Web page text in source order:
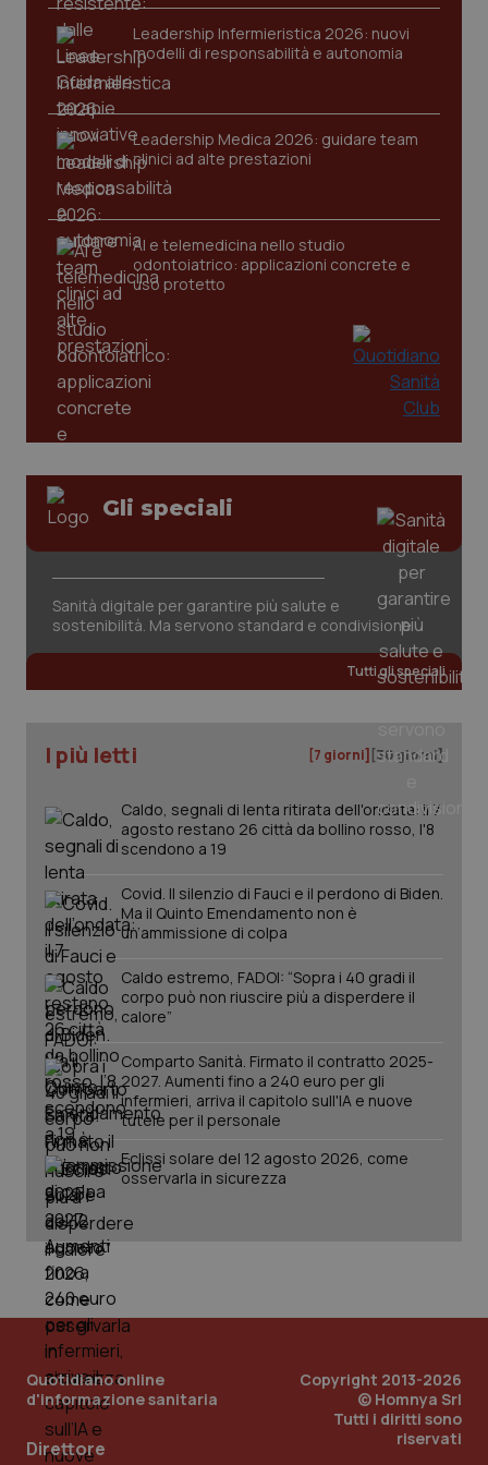
Leadership Infermieristica 2026: nuovi
modelli di responsabilità e autonomia
Leadership Medica 2026: guidare team
clinici ad alte prestazioni
AI e telemedicina nello studio
odontoiatrico: applicazioni concrete e
uso protetto
Gli speciali
Sanità digitale per garantire più salute e
sostenibilità. Ma servono standard e condivisione
Tutti gli speciali
I più letti [7 giorni] [30 giorni]
Caldo, segnali di lenta ritirata dell'ondata: il 7
agosto restano 26 città da bollino rosso, l'8
scendono a 19
Covid. Il silenzio di Fauci e il perdono di Biden.
Ma il Quinto Emendamento non è
un’ammissione di colpa
Caldo estremo, FADOI: “Sopra i 40 gradi il
corpo può non riuscire più a disperdere il
calore”
Comparto Sanità. Firmato il contratto 2025-
2027. Aumenti fino a 240 euro per gli
infermieri, arriva il capitolo sull'IA e nuove
tutele per il personale
Eclissi solare del 12 agosto 2026, come
osservarla in sicurezza
Quotidiano online
d'informazione sanitaria
Direttore
Copyright 2013-2026
© Homnya Srl
Tutti i diritti sono
riservati
VISITOR_PRIVACY_METADATA
.youtube.com
CookieScriptConsent
CookieScript
www.quotidianosanita.it
tracking-enable
www.quotidianosanita.it
2
tracking-sites-ironfish-
www.quotidianosanita.it
_ga
Google LLC
.quotidianosanita.it